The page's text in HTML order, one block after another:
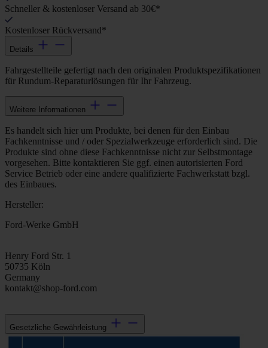
Schneller & kostenloser Versand ab 30€*
Kostenloser Rückversand*
Details
Fahrgestellteile gefertigt nach den originalen Produktspezifikationen
für Rundum-Reparaturlösungen für Ihr Fahrzeug.
Weitere Informationen
Es handelt sich hier um Produkte, bei denen für den Einbau
Fachkenntnisse und / oder Spezialwerkzeuge erforderlich sind. Die
Produkte sind ohne diese Fachkenntnisse nicht zur Selbstmontage
vorgesehen. Bitte kontaktieren Sie ggf. einen autorisierten Ford
Service Betrieb oder eine andere qualifizierte Fachwerkstatt bzgl.
des Einbaues.
Hersteller:
Ford-Werke GmbH
Henry Ford Str. 1
50735 Köln
Germany
kontakt@shop-ford.com
Gesetzliche Gewährleistung